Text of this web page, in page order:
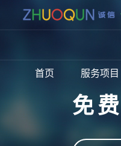
首页 服务项目
免